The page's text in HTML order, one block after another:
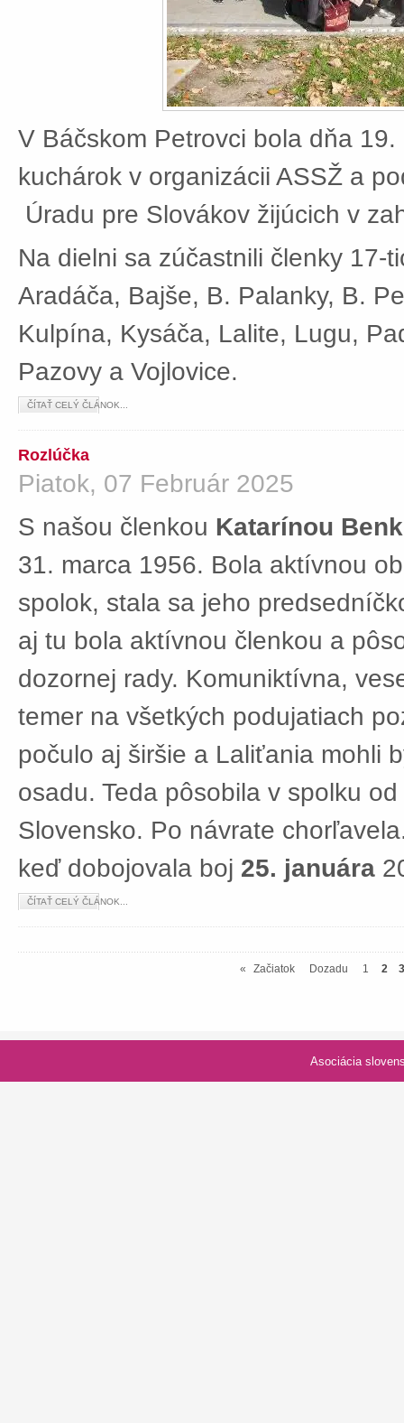
V Báčskom Petrovci bola dňa
kuchárok v organizácii ASSŽ a
Úradu pre Slovákov žijúcich v
Na dielni sa zúčastnili členky 17-
Aradáča, Bajše, B. Palanky, B.
Kulpína, Kysáča, Lalite, Lugu,
Pazovy a Vojlovice.
ČÍTAŤ CELÝ ČLÁNOK...
Rozlúčka
Piatok, 07 Február 2025
S našou členkou Katarínou
31. marca 1956. Bola aktívnou
spolok, stala sa jeho
aj tu bola aktívnou členkou a
dozornej rady. Komuniktívna,
temer na všetkých podujatiach
počulo aj širšie a Laliťania mohli
osadu. Teda pôsobila v spolku
Slovensko. Po návrate
keď dobojovala boj 25. januára
ČÍTAŤ CELÝ ČLÁNOK...
« Začiatok Dozadu 1 2 3
Asociácia slovenských